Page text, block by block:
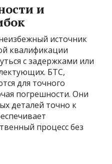
и
источник
квалификации
с задержками или
БТС,
для точного
погрешности. Они
деталей точно к
процесс без